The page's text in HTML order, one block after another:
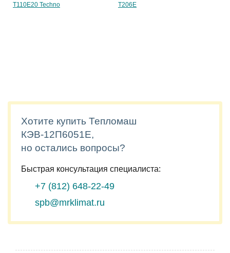
Т110Е20 Techno
Т206Е
Хотите купить Тепломаш
КЭВ-12П6051Е,
но остались вопросы?
Быстрая консультация специалиста:
+7 (812) 648-22-49
spb@mrklimat.ru